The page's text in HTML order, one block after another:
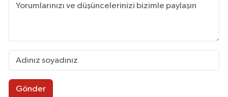
Gönder